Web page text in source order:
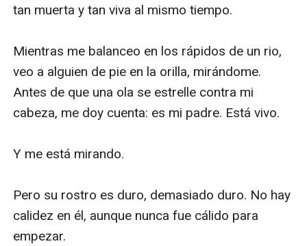
por su amor. Vuelve a entrenar, mejorando
un nuevo mentor, y madura hasta convertirse en una
mujer.
Sin embargo, Brooke pronto se da cuenta de que estar
a salvo y aislada no es lo único en la vida. Cuando se
profundidades de Estados Unidos que luchan por
de que su padre esté entre ellos, Brooke se enfrenta a
la decisión de su vida: vivir en este lugar perfecto, libre
y seguro por el resto de sus días, o partir y luchar por la